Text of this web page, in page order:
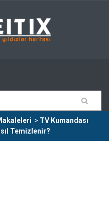
> TV Kumandası
Temizlenir?